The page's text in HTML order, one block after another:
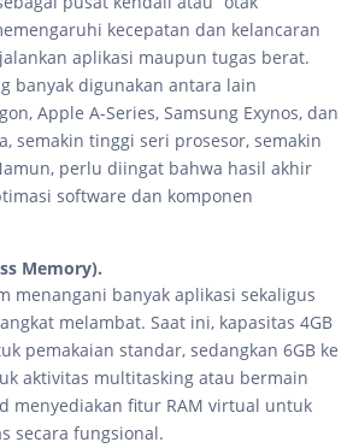
kecepatan dan kelancaran
aplikasi maupun tugas berat.
banyak digunakan antara lain
Apple A-Series, Samsung Exynos, dan
semakin tinggi seri prosesor, semakin
perlu diingat bahwa hasil akhir
software dan komponen
Memory).
menangani banyak aplikasi sekaligus
melambat. Saat ini, kapasitas 4GB
pemakaian standar, sedangkan 6GB ke
aktivitas multitasking atau bermain
menyediakan fitur RAM virtual untuk
secara fungsional.